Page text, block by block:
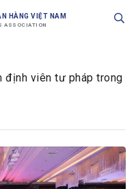
HÀNG VIỆT NAM
ASSOCIATION
viên tư pháp trong